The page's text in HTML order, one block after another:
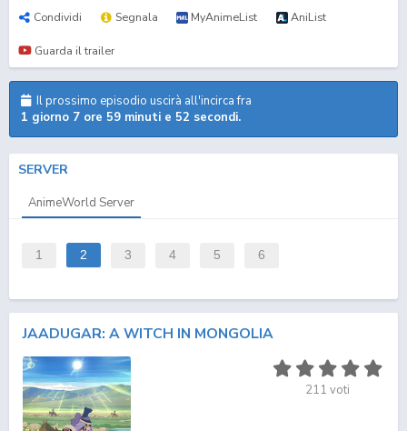
Condividi Segnala MyAnimeList AniList
Guarda il trailer
Il prossimo episodio uscirà all'incirca fra
1 giorno 7 ore 59 minuti e 52 secondi.
SERVER
AnimeWorld Server
1 2 3 4 5 6
JAADUGAR: A WITCH IN MONGOLIA
211 voti